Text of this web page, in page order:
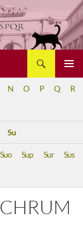
N O P Q R
Su
Suo Sup Sur Sus